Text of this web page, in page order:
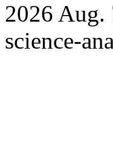
2026
science-